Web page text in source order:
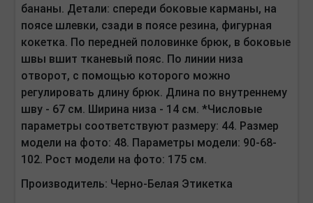
бананы. Детали: спереди боковые карманы, на
поясе шлевки, сзади в поясе резина, фигурная
кокетка. По передней половинке брюк, в боковые
швы вшит тканевый пояс. По линии низа
отворот, с помощью которого можно
регулировать длину брюк. Длина по внутреннему
шву - 67 см. Ширина низа - 14 см. *Числовые
параметры соответствуют размеру: 44. Размер
модели на фото: 48. Параметры модели: 90-68-
102. Рост модели на фото: 175 см.
Производитель: Черно-Белая Этикетка